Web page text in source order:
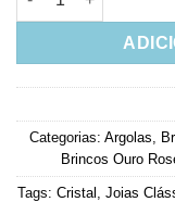
Categorias: Argolas
Brincos Ouro
Tags: Cristal Joias